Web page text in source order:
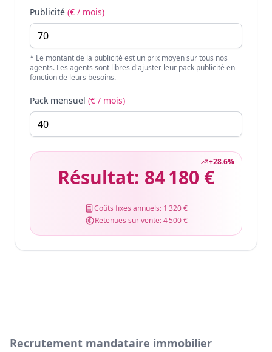
Publicité (€ / mois)
* Le montant de la publicité est un prix moyen sur tous nos
agents. Les agents sont libres d'ajuster leur pack publicité en
fonction de leurs besoins.
Pack mensuel (€ / mois)
+28.6%
Résultat: 84 180 €
Coûts fixes annuels: 1 320 €
Retenues sur vente:4 500 €
Recrutement mandataire immobilier